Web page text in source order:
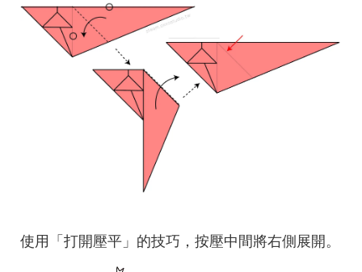
使用「打開壓平」的技巧，按壓中間將右側展開。